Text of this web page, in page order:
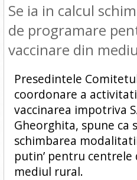
Se ia in calcul
de programare
vaccinare din
Presedintele
coordonare a
vaccinarea impotriva
Gheorghita, spune ca
schimbarea
putin’ pentru
mediul rural.